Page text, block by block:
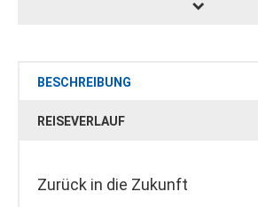
BESCHREIBUNG
REISEVERLAUF
Zurück in die Zukunft